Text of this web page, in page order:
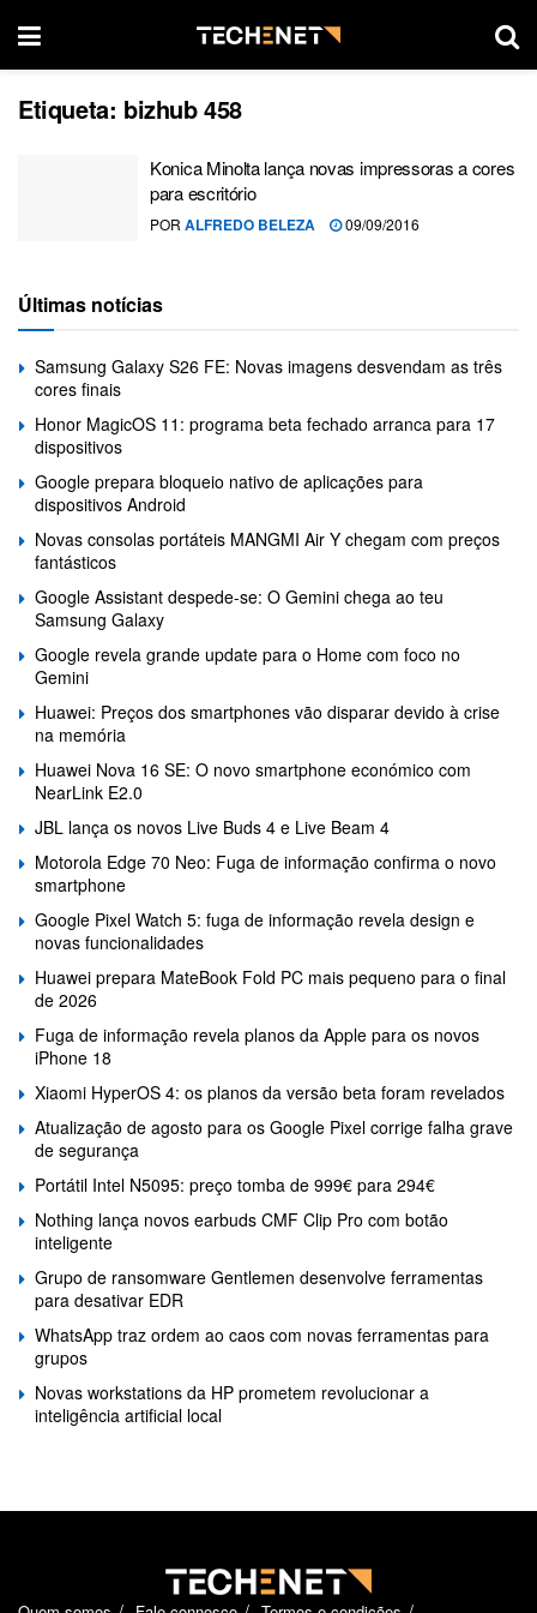
Etiqueta: bizhub 458
Konica Minolta lança novas impressoras a cores
para escritório
POR ALFREDO BELEZA 09/09/2016
Últimas notícias
Samsung Galaxy S26 FE: Novas imagens desvendam as três
cores finais
Honor MagicOS 11: programa beta fechado arranca para 17
dispositivos
Google prepara bloqueio nativo de aplicações para
dispositivos Android
Novas consolas portáteis MANGMI Air Y chegam com preços
fantásticos
Google Assistant despede-se: O Gemini chega ao teu
Samsung Galaxy
Google revela grande update para o Home com foco no
Gemini
Huawei: Preços dos smartphones vão disparar devido à crise
na memória
Huawei Nova 16 SE: O novo smartphone económico com
NearLink E2.0
JBL lança os novos Live Buds 4 e Live Beam 4
Motorola Edge 70 Neo: Fuga de informação confirma o novo
smartphone
Google Pixel Watch 5: fuga de informação revela design e
novas funcionalidades
Huawei prepara MateBook Fold PC mais pequeno para o final
de 2026
Fuga de informação revela planos da Apple para os novos
iPhone 18
Xiaomi HyperOS 4: os planos da versão beta foram revelados
Atualização de agosto para os Google Pixel corrige falha grave
de segurança
Portátil Intel N5095: preço tomba de 999€ para 294€
Nothing lança novos earbuds CMF Clip Pro com botão
inteligente
Grupo de ransomware Gentlemen desenvolve ferramentas
para desativar EDR
WhatsApp traz ordem ao caos com novas ferramentas para
grupos
Novas workstations da HP prometem revolucionar a
inteligência artificial local